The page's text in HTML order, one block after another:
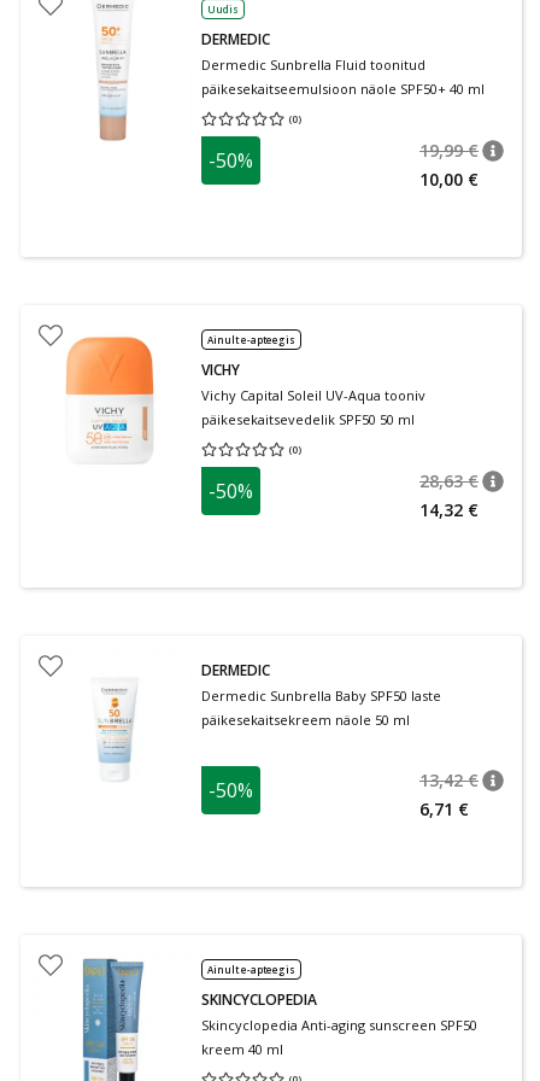
Uudis
DERMEDIC
Dermedic Sunbrella Fluid toonitud
päikesekaitseemulsioon näole SPF50+ 40 ml
(0)
Keskmine hinnang 0.00
-50% 19,99 €
10,00 €
Ainult e-apteegis
VICHY
Vichy Capital Soleil UV-Aqua tooniv
päikesekaitsevedelik SPF50 50 ml
(0)
Keskmine hinnang 0.00
-50% 28,63 €
14,32 €
DERMEDIC
Dermedic Sunbrella Baby SPF50 laste
päikesekaitsekreem näole 50 ml
-50% 13,42 €
6,71 €
Ainult e-apteegis
SKINCYCLOPEDIA
Skincyclopedia Anti-aging sunscreen SPF50
kreem 40 ml